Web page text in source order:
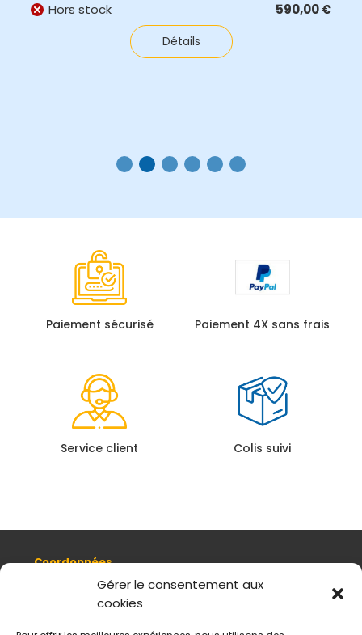
Gérer le consentement aux
cookies
Pièce unique vendue 480,00€
Détails
Paiement sécurisé Paiement 4X sans frais
Service client Colis suivi
Coordonnées
8, quai Romain Rolland 69005 Lyon
+ 33 (0)4 78 42 55 04